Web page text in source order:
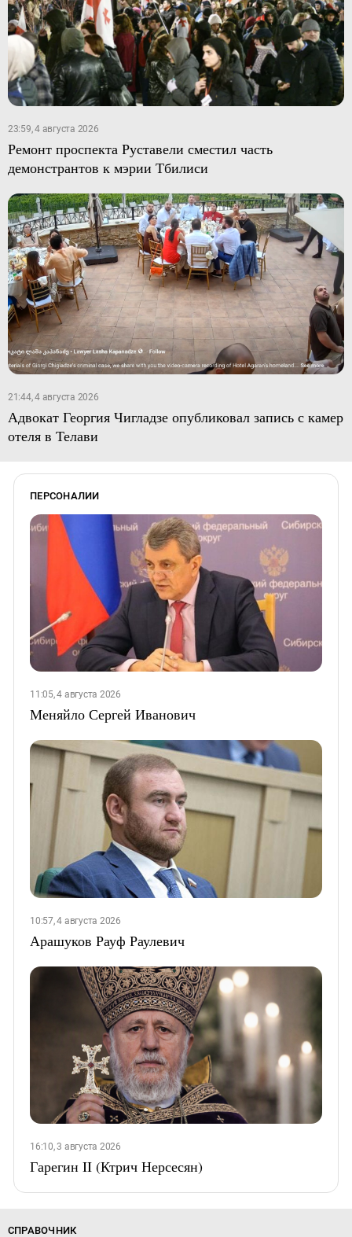
23:59, 4 августа 2026
Ремонт проспекта Руставели сместил часть
демонстрантов к мэрии Тбилиси
21:44, 4 августа 2026
Адвокат Георгия Чигладзе опубликовал запись с камер
отеля в Телави
ПЕРСОНАЛИИ
11:05, 4 августа 2026
Меняйло Сергей Иванович
10:57, 4 августа 2026
Арашуков Рауф Раулевич
16:10, 3 августа 2026
Гарегин II (Ктрич Нерсесян)
СПРАВОЧНИК